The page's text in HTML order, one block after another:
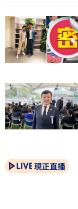
現正直播